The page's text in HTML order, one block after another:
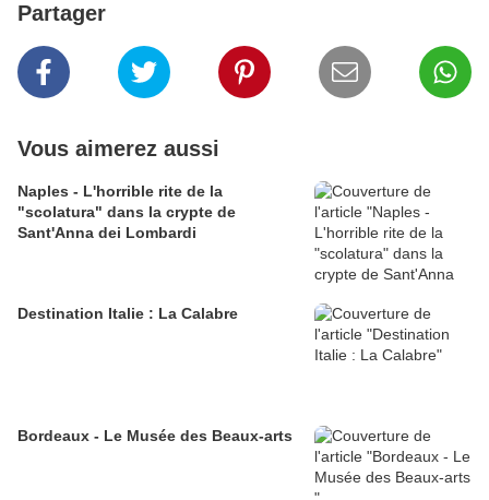
Partager
Vous aimerez aussi
Naples - L'horrible rite de la
"scolatura" dans la crypte de
Sant'Anna dei Lombardi
Destination Italie : La Calabre
Bordeaux - Le Musée des Beaux-arts